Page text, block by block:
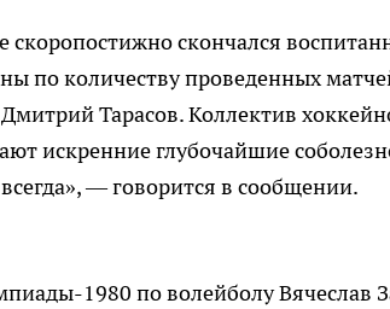
скоропостижно скончался
по количеству проведенных
Тарасов. Коллектив
искренние глубочайшие
— говорится в сообщении.
1980 по волейболу Вячеслав